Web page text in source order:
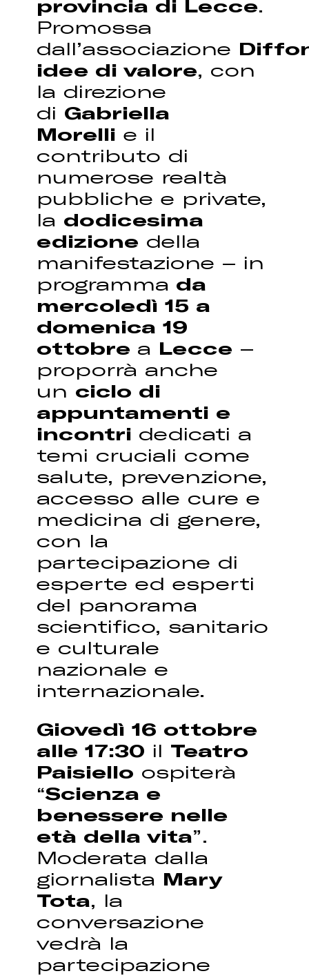
provincia di Lecce.
Promossa
dall’associazione
idee di valore, con
la direzione
di Gabriella
Morelli e il
contributo di
numerose realtà
pubbliche e private,
la dodicesima
edizionedella
manifestazione – in
programma da
mercoledì 15 a
domenica 19
ottobre a Lecce–
proporrà anche
un ciclo di
appuntamenti e
incontri dedicati a
temi cruciali come
salute, prevenzione,
accesso alle cure e
medicina di genere,
con la
partecipazione di
esperte ed esperti
del panorama
scientifico, sanitario
e culturale
nazionale e
internazionale.
Giovedì 16 ottobre
alle 17:30 il Teatro
Paisiello ospiterà
“Scienza e
benessere nelle
età della vita”.
Moderata dalla
giornalista Mary
Tota, la
conversazione
vedrà la
partecipazione